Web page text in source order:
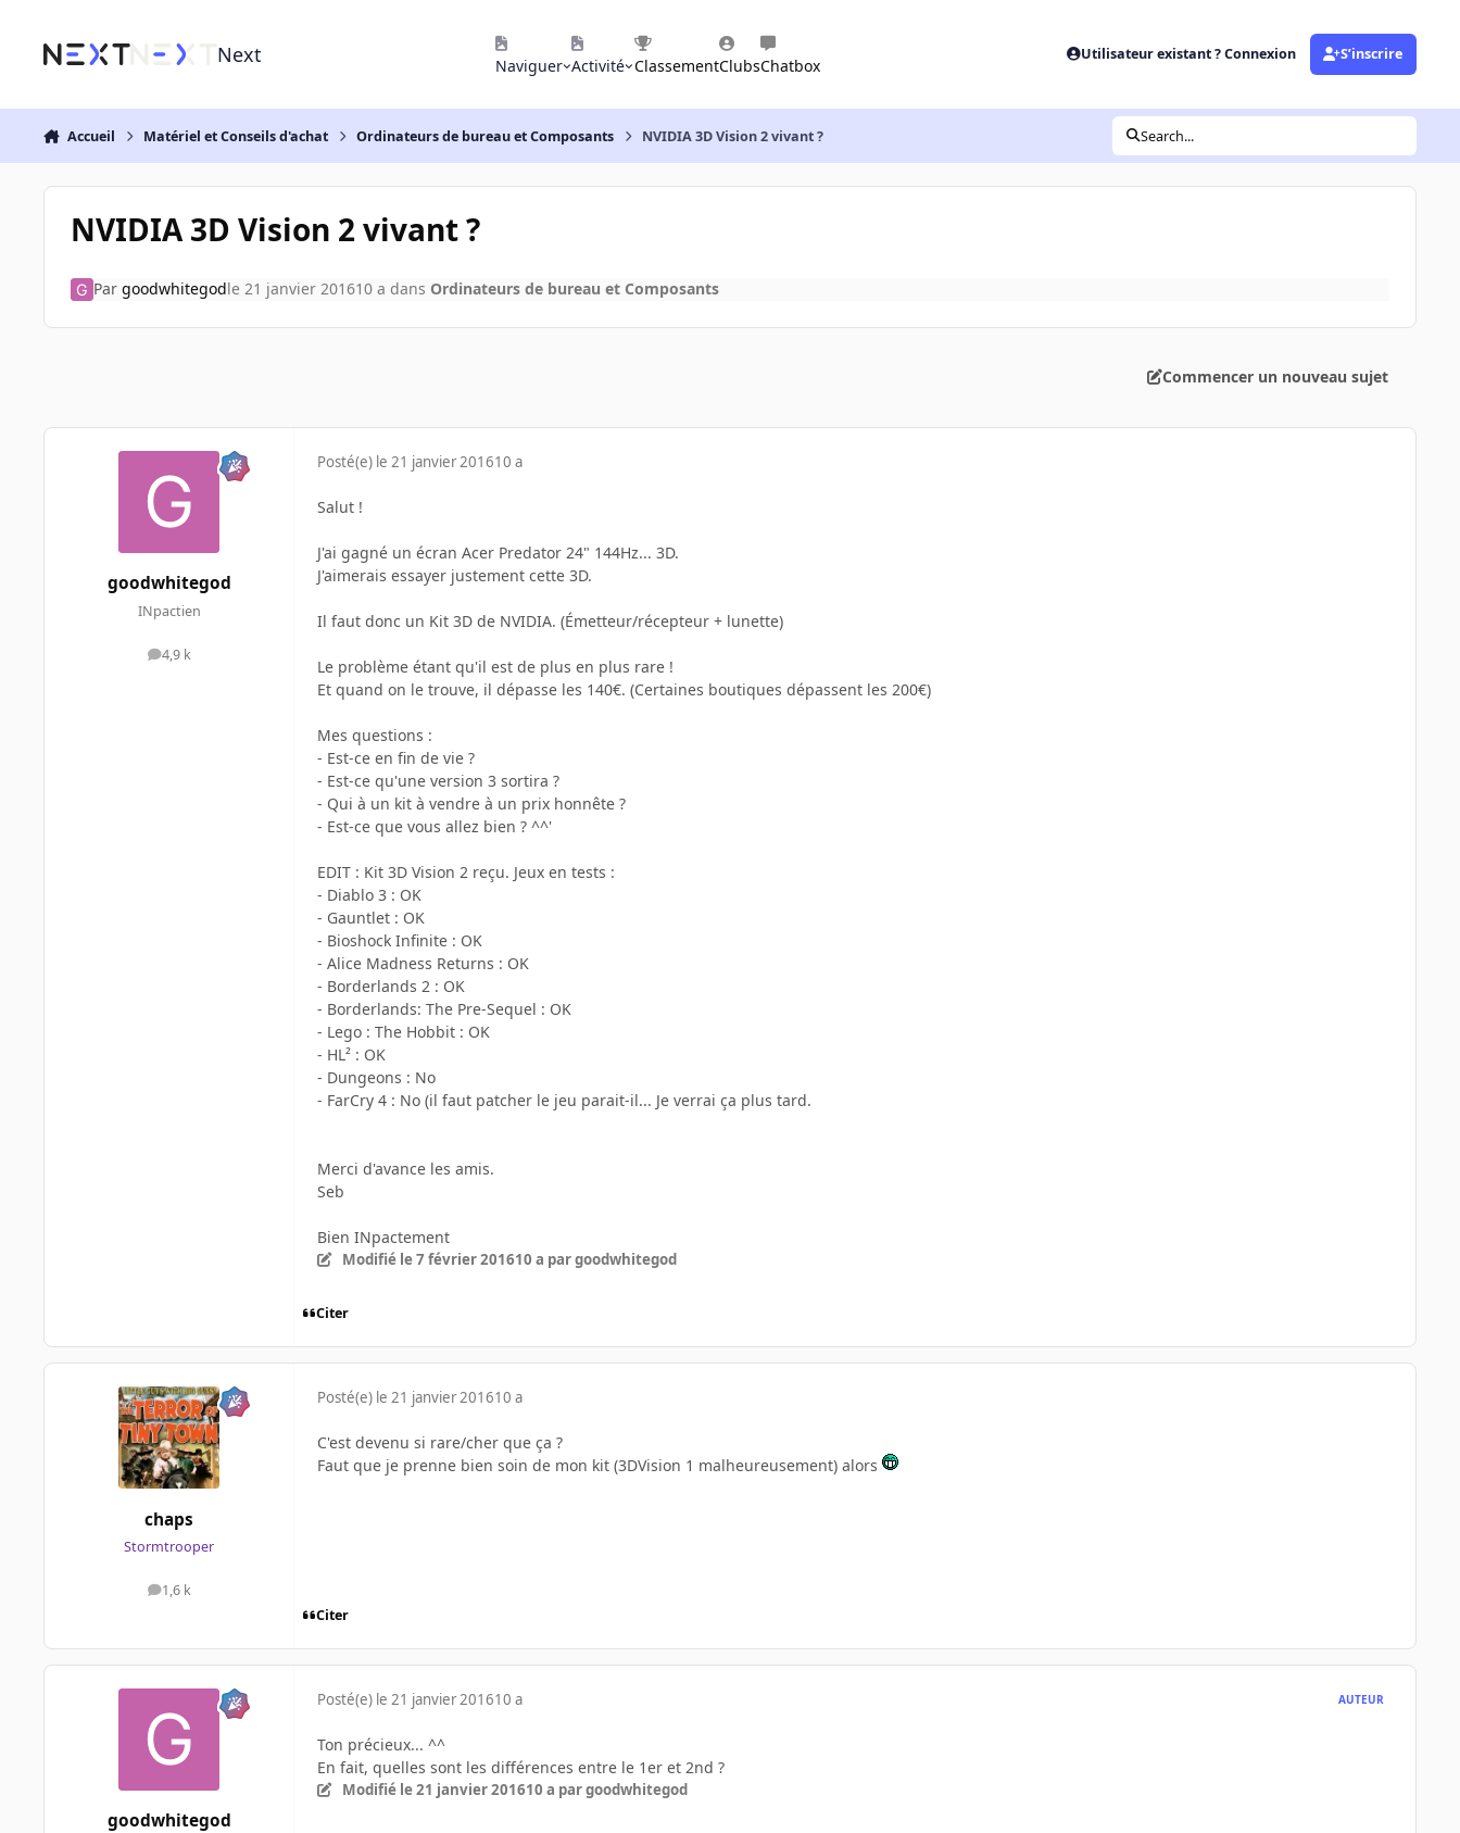
Next Naviguer Activité ClassementClubsChatbox
Utilisateur existant ? Connexion S’inscrire
Accueil Matériel et Conseils d'achat Ordinateurs de bureau et Composants NVIDIA 3D Vision 2 vivant ? Search...
NVIDIA 3D Vision 2 vivant ?
Par goodwhitegodle 21 janvier 201610 a dans Ordinateurs de bureau et Composants
Commencer un nouveau sujet
goodwhitegod
INpactien
4,9 k
messages
Posté(e) le 21 janvier 201610 a
Salut !
J'ai gagné un écran Acer Predator 24" 144Hz... 3D.
J'aimerais essayer justement cette 3D.
Il faut donc un Kit 3D de NVIDIA. (Émetteur/récepteur + lunette)
Le problème étant qu'il est de plus en plus rare !
Et quand on le trouve, il dépasse les 140€. (Certaines boutiques dépassent les 200€)
Mes questions :
- Est-ce en fin de vie ?
- Est-ce qu'une version 3 sortira ?
- Qui à un kit à vendre à un prix honnête ?
- Est-ce que vous allez bien ? ^^'
EDIT : Kit 3D Vision 2 reçu. Jeux en tests :
- Diablo 3 : OK
- Gauntlet : OK
- Bioshock Infinite : OK
- Alice Madness Returns : OK
- Borderlands 2 : OK
- Borderlands: The Pre-Sequel : OK
- Lego : The Hobbit : OK
- HL² : OK
- Dungeons : No
- FarCry 4 : No (il faut patcher le jeu parait-il... Je verrai ça plus tard.
Merci d'avance les amis.
Seb
Bien INpactement
Modifié le 7 février 201610 a par goodwhitegod
Citer
chaps
Stormtrooper
1,6 k
messages
Posté(e) le 21 janvier 201610 a
C'est devenu si rare/cher que ça ?
Faut que je prenne bien soin de mon kit (3DVision 1 malheureusement) alors
Citer
goodwhitegod
Posté(e) le 21 janvier 201610 a AUTEUR
Ton précieux... ^^
En fait, quelles sont les différences entre le 1er et 2nd ?
Modifié le 21 janvier 201610 a par goodwhitegod